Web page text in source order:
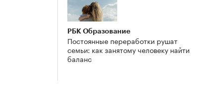
РБК Образование
Постоянные переработки рушат
семьи: как занятому человеку найти
баланс